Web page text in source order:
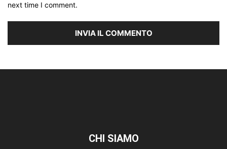
next time I comment.
CHI SIAMO